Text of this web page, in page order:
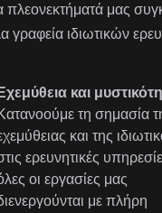
πλεονεκτήματά μας
γραφεία ιδιωτικών
Εχεμύθεια και
τη σημασία
και της
ερευνητικές
οι εργασίες μας
με πλήρη